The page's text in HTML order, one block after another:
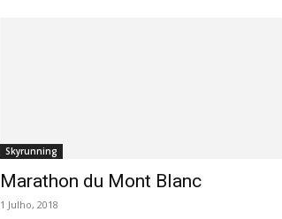
Skyrunning
Marathon du Mont Blanc
1 Julho, 2018